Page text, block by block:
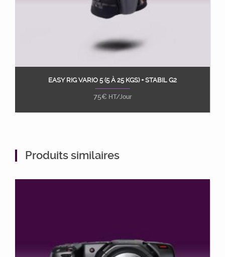
Ajouter au panier
EASY RIG VARIO 5 (5 À 25 KGS) + STABIL G2
75€ HT/Jour
Produits similaires